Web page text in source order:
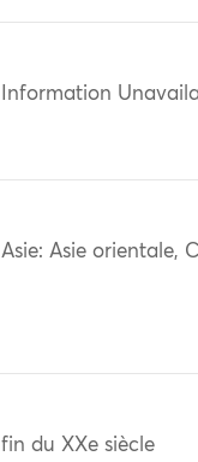
Information
Asie: Asie orientale,
fin du XXe siècle